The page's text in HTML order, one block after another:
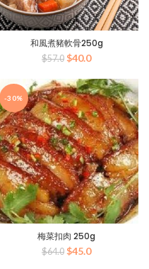
和風煮豬軟骨250g
$57.0 原
为：
$57.0。
$40.0当
价
格
为：
$40.0。
-30%
梅菜扣肉 250g
$64.0 原
$45.0当